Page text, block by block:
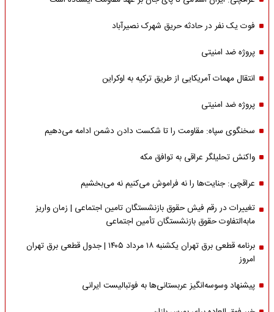
فوت یک نفر در حادثه حریق شهرک نصیرآباد
پروژه ضد امنیتی
انتقال مهمات آمریکایی از طریق ترکیه به اوکراین
پروژه ضد امنیتی
سخنگوی سپاه: مقاومت را تا شکست دادن دشمن ادامه می‌دهیم
واکنش تحلیلگر عراقی به توافق مکه
عراقچی: جنایت‌ها را نه فراموش می‌کنیم نه می‌بخشیم
تغییرات در رقم فیش حقوق بازنشستگان تامین اجتماعی | زمان واریز
مابه‌التفاوت حقوق بازنشستگان تأمین اجتماعی
برنامه قطعی برق تهران یکشنبه ۱۸ مرداد ۱۴۰۵ | جدول قطعی برق تهران
امروز
پیشنهاد وسوسه‌انگیز عربستانی‌ها به فوتبالیست ایرانی